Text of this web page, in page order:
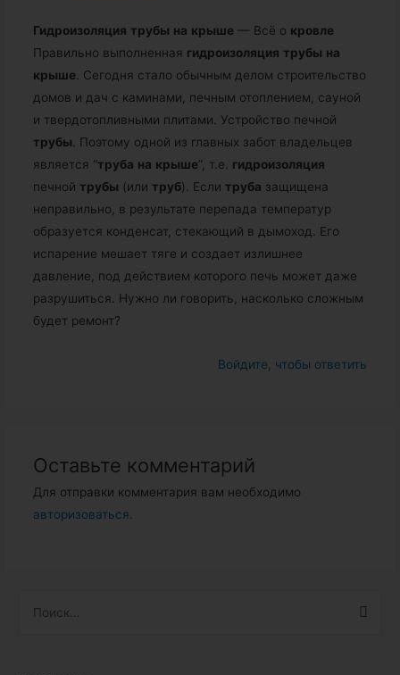
Гидроизоляция трубы на крыше — Всё о кровле
Правильно выполненная гидроизоляция трубы на
крыше . Сегодня стало обычным делом строительство
домов и дач с каминами, печным отоплением, сауной
и твердотопливными плитами. Устройство печной
трубы . Поэтому одной из главных забот владельцев
является “труба на крыше”, т.е. гидроизоляция
печной трубы (или труб). Если труба защищена
неправильно, в результате перепада температур
образуется конденсат, стекающий в дымоход. Его
испарение мешает тяге и создает излишнее
давление, под действием которого печь может даже
разрушиться. Нужно ли говорить, насколько сложным
будет ремонт?
Войдите, чтобы ответить
Оставьте комментарий
Для отправки комментария вам необходимо
авторизоваться